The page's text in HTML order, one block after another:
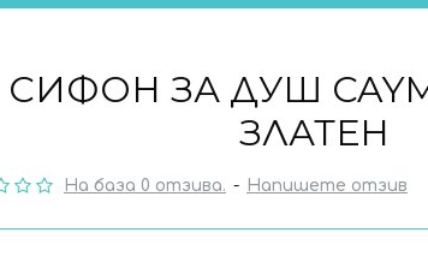
СИФОН ЗА ДУШ
ЗЛАТЕН
На база 0 отзива. - Напишете отзив